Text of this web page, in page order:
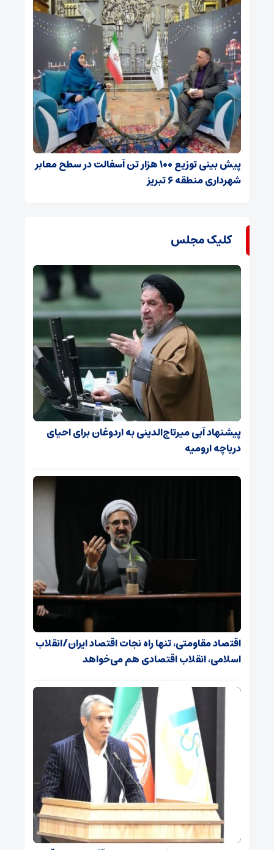
پیش بینی توزیع ۱۰۰ هزار تن آسفالت در سطح معابر
شهرداری منطقه ۶ تبریز
کلیک مجلس
پیشنهاد آبی میرتاج‌الدینی‌ به اردوغان برای احیای
دریاچه ارومیه
اقتصاد مقاومتی، تنها راه نجات اقتصاد ایران/انقلاب
اسلامی، انقلاب اقتصادی هم می‌خواهد